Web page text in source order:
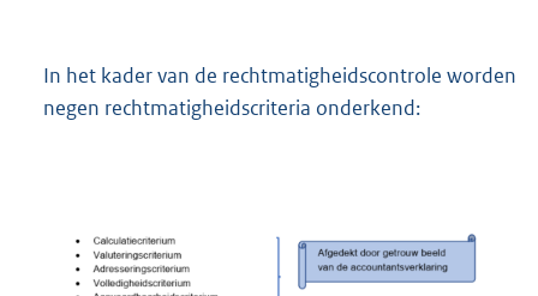
In het kader van de rechtmatigheidscontrole worden
negen rechtmatigheidscriteria onderkend: